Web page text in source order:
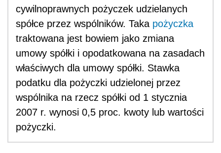
cywilnoprawnych pożyczek udzielanych
spółce przez wspólników. Taka pożyczka
traktowana jest bowiem jako zmiana
umowy spółki i opodatkowana na zasadach
właściwych dla umowy spółki. Stawka
podatku dla pożyczki udzielonej przez
wspólnika na rzecz spółki od 1 stycznia
2007 r. wynosi 0,5 proc. kwoty lub wartości
pożyczki.